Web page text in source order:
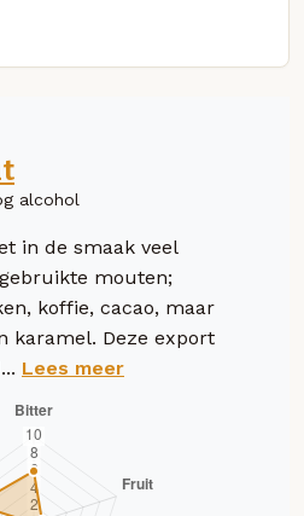
alcohol
in de smaak veel
mouten;
koffie, cacao, maar
karamel. Deze export
Lees meer